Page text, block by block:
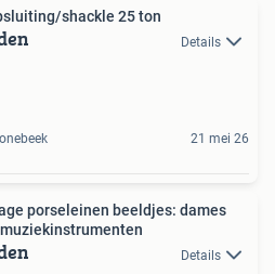
shackle 25 ton
Details
21 mei 26
porseleinen beeldjes: dames
Details